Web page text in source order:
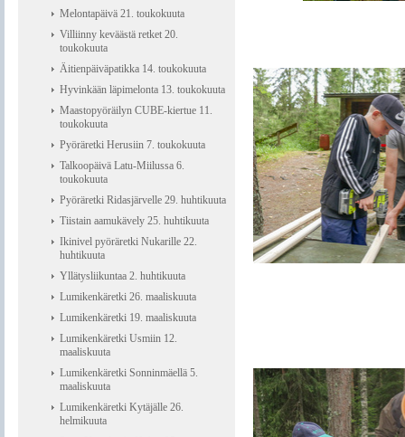
Melontapäivä 21. toukokuuta
Villiinny keväästä retket 20.
toukokuuta
Äitienpäiväpatikka 14. toukokuuta
Hyvinkään läpimelonta 13. toukokuuta
Maastopyöräilyn CUBE-kiertue 11.
toukokuuta
Pyöräretki Herusiin 7. toukokuuta
Talkoopäivä Latu-Miilussa 6.
toukokuuta
Pyöräretki Ridasjärvelle 29. huhtikuuta
Tiistain aamukävely 25. huhtikuuta
Ikinivel pyöräretki Nukarille 22.
huhtikuuta
Yllätysliikuntaa 2. huhtikuuta
Lumikenkäretki 26. maaliskuuta
Lumikenkäretki 19. maaliskuuta
Lumikenkäretki Usmiin 12.
maaliskuuta
Lumikenkäretki Sonninmäellä 5.
maaliskuuta
Lumikenkäretki Kytäjälle 26.
helmikuuta